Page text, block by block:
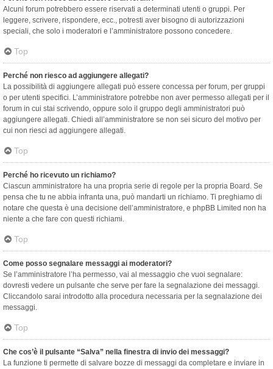
Alcuni forum potrebbero essere riservati a determinati utenti o gruppi. Per
leggere, scrivere, rispondere, ecc., potresti aver bisogno di autorizzazioni
speciali, che solo i moderatori e l’amministratore possono concedere.
Top
Perché non riesco ad aggiungere allegati?
La possibilità di aggiungere allegati può essere concessa per forum, per gruppi
o per utenti specifici. L’amministratore potrebbe non aver permesso allegati per il
forum in cui stai scrivendo, oppure solo il gruppo degli amministratori può
aggiungere allegati. Chiedi all’amministratore se non sei sicuro del motivo per
cui non riesci ad aggiungere allegati.
Top
Perché ho ricevuto un richiamo?
Ciascun amministratore ha una propria serie di regole per la propria Board. Se
pensa che tu ne abbia infranta una, può mandarti un richiamo. Ti preghiamo di
notare che questa è una decisione dell’amministratore, e phpBB Limited non ha
niente a che fare con questi richiami.
Top
Come posso segnalare messaggi ai moderatori?
Se l’amministratore l’ha permesso, vai al messaggio che vuoi segnalare:
dovresti vedere un pulsante che serve per fare la segnalazione dei messaggi.
Cliccandolo sarai introdotto alla procedura necessaria per la segnalazione dei
messaggi.
Top
Che cos’è il pulsante “Salva” nella finestra di invio dei messaggi?
La funzione ti permette di salvare bozze di messaggi da completare e inviare in